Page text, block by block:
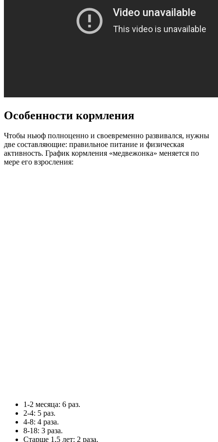
Особенности кормления
Чтобы ньюф полноценно и своевременно развивался, нужны
две составляющие: правильное питание и физическая
активность. График кормления «медвежонка» меняется по
мере его взросления:
1-2 месяца: 6 раз.
2-4: 5 раз.
4-8: 4 раза.
8-18: 3 раза.
Старше 1,5 лет: 2 раза.